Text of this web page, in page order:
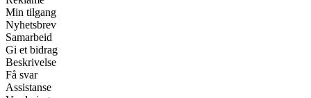
Min tilgang
Nyhetsbrev
Samarbeid
Gi et bidrag
Beskrivelse
Få svar
Assistanse